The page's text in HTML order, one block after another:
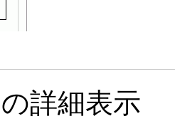
詳細表示